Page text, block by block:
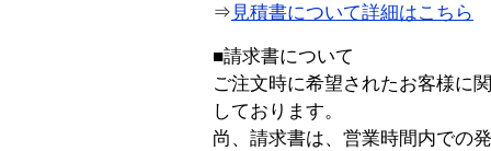
⇒ 見積書について詳細はこちら
■請求書について
ご注文時に希望されたお客様に
しております。
尚、請求書は、営業時間内での